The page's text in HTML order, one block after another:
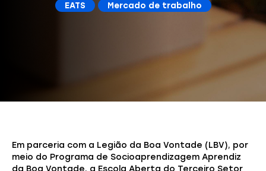
EATS Mercado de trabalho
Em parceria com a Legião da Boa Vontade (LBV), por
meio do Programa de Socioaprendizagem Aprendiz
da Boa Vontade, a Escola Aberta do Terceiro Setor